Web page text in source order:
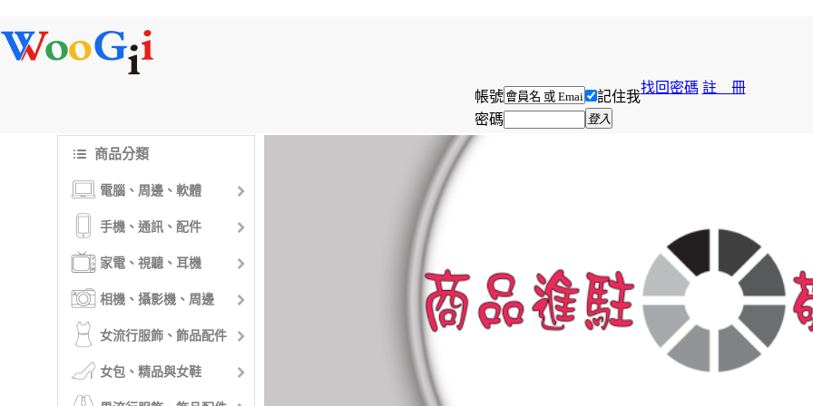
帳號 記住我
找回密碼 註 冊
密碼 登入
商品分類
電腦、周邊、軟體
手機、通訊、配件
家電、視聽、耳機
相機、攝影機、周邊
女流行服飾、飾品配件
女包、精品與女鞋